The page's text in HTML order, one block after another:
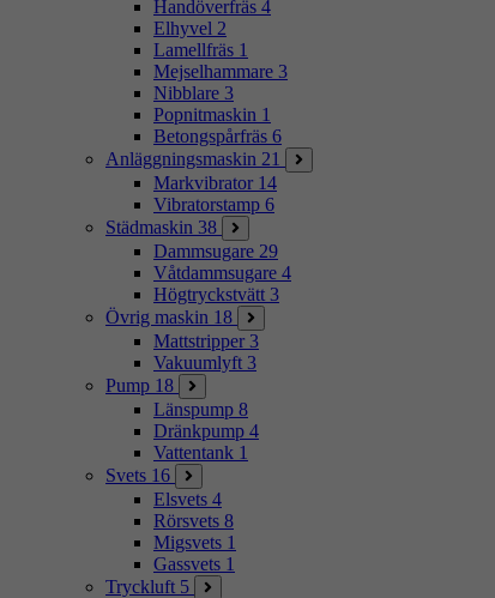
Handöverfräs 4
Elhyvel 2
Lamellfräs 1
Mejselhammare 3
Nibblare 3
Popnitmaskin 1
Betongspårfräs 6
Anläggningsmaskin 21
Markvibrator 14
Vibratorstamp 6
Städmaskin 38
Dammsugare 29
Våtdammsugare 4
Högtryckstvätt 3
Övrig maskin 18
Mattstripper 3
Vakuumlyft 3
Pump 18
Länspump 8
Dränkpump 4
Vattentank 1
Svets 16
Elsvets 4
Rörsvets 8
Migsvets 1
Gassvets 1
Tryckluft 5